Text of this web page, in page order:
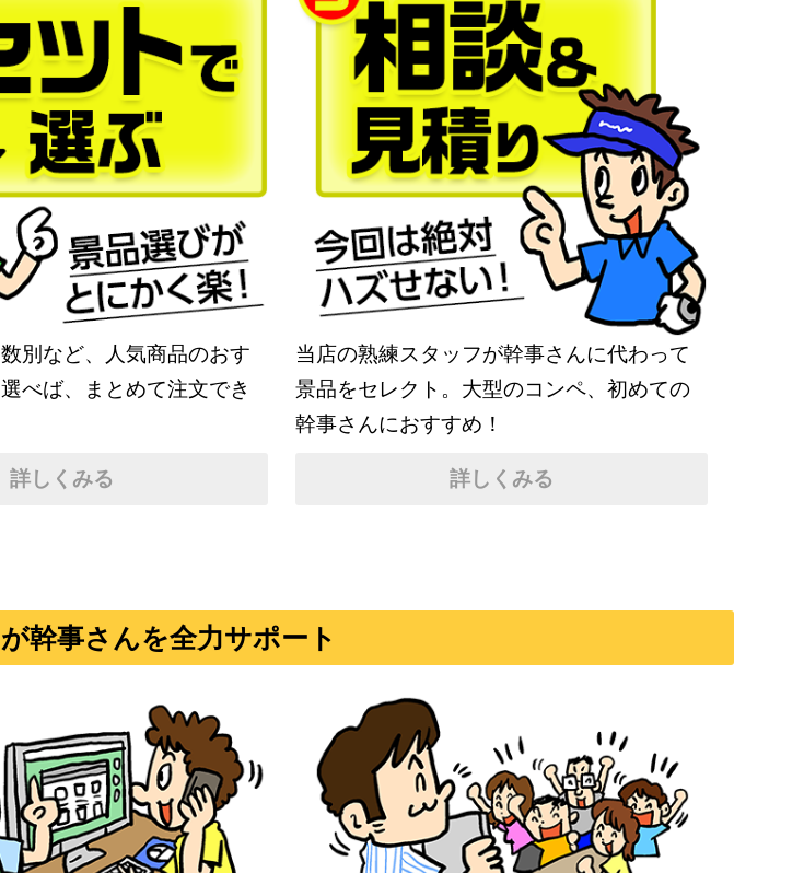
別など、人気商品のおす
べば、まとめて注文でき
詳しくみる
当店の熟練スタッフが幹事さんに代わって
景品をセレクト。大型のコンペ、初めての
幹事さんにおすすめ！
詳しくみる
幹事さんを全力サポート